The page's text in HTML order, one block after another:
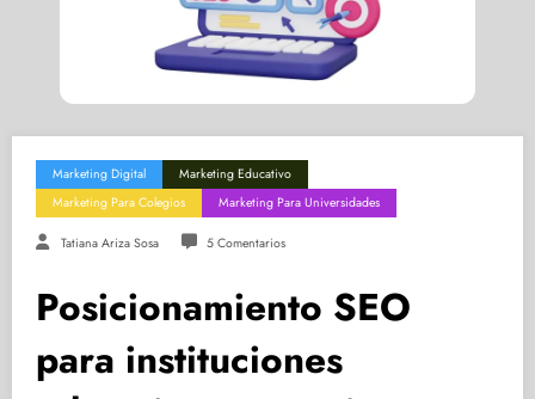
Marketing Digital
Marketing Educativo
Marketing Para Colegios
Marketing Para Universidades
Tatiana Ariza Sosa 5 Comentarios
Posicionamiento SEO
para instituciones